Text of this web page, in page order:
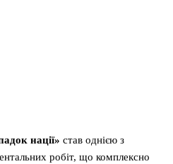
нації» став однією з
робіт, що комплексно